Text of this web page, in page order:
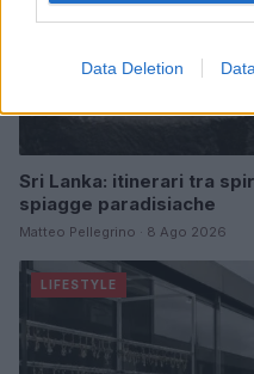
Data Deletion
Sri Lanka: itinerari tra
spiagge paradisiache
Matteo Pellegrino · 8 Ago 2026
LIFESTYLE